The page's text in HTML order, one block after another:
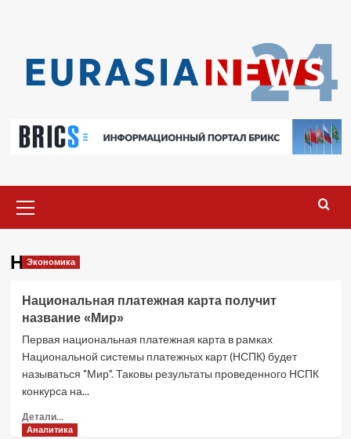
меню
НСПК
Экономика
Национальная платежная карта получит
название «Мир»
Первая национальная платежная карта в рамках
Национальной системы платежных карт (НСПК) будет
называться "Мир". Таковы результаты проведенного НСПК
конкурса на...
Детали...
больше
Аналитика